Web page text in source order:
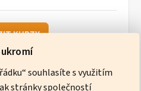
souhlasíte s využitím
stránky společností
KURZY